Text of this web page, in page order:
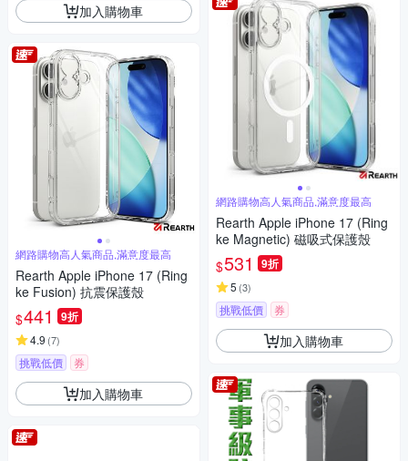
加入購物車
網路購物高人氣商品,滿意度最高
Rearth Apple iPhone 17 (Ring
ke Fusion) 抗震保護殼
$441 9折
4.9 (7)
挑戰低價 券
加入購物車
網路購物高人氣商品,滿意度最高
Rearth Apple iPhone 17 (Ring
ke Magnetic) 磁吸式保護殼
$531 9折
5 (3)
挑戰低價 券
加入購物車